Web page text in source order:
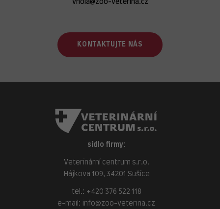
vhola@zoo-veterina.cz
KONTAKTUJTE NÁS
sídlo firmy:
Veterinární centrum s.r.o.
Hájkova 109, 34201 Sušice
tel.: +420 376 522 118
e-mail:
info@zoo-veterina.cz